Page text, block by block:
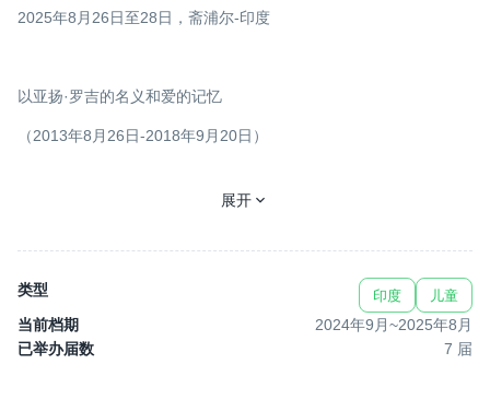
2025年8月26日至28日，斋浦尔-印度
以亚扬·罗吉的名义和爱的记忆
（2013年8月26日-2018年9月20日）
由亚扬·罗吉基金会和斋浦尔国际电影节信托组织
2024年约有5万名学生参加，预计2025年将有约8万名学生参加。
展开
类型 印度 儿童
当前档期 2024年9月~2025年8月
已举办届数
7 届